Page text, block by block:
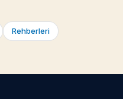
Rehberleri